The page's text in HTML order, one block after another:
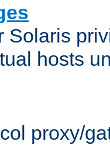
Solaris
hosts
proxy/